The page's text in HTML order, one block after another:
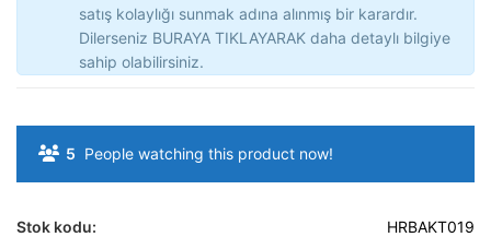
satış kolaylığı sunmak adına alınmış bir karardır.
Dilerseniz BURAYA TIKLAYARAK daha detaylı bilgiye
sahip olabilirsiniz.
5 People watching this product now!
Stok kodu:
HRBAKT019